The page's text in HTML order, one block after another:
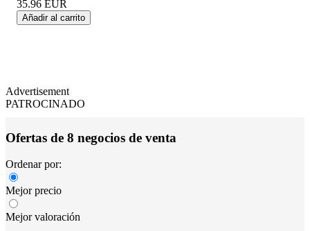
35.96 EUR
Añadir al carrito
Advertisement
PATROCINADO
Ofertas de 8 negocios de venta
Ordenar por:
Mejor precio
Mejor valoración